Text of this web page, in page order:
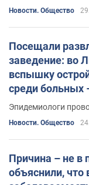
Новости. Общество
Посещали
заведение: во
вспышку
среди больных
Эпидемиологи
Новости. Общество
Причина – не в
объяснили, что